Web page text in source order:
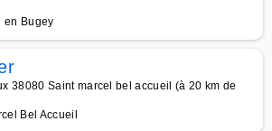
en Bugey
38080 Saint marcel bel accueil (à 20 km de
Bel Accueil